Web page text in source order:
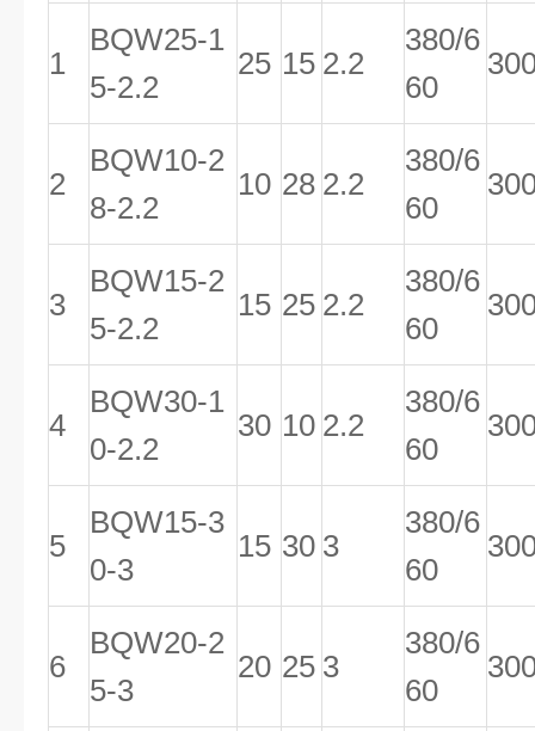
1
BQW25-1
5-2.2
25 15 2.2
380/6
60
2
BQW10-2
8-2.2
10 28 2.2
380/6
60
3
BQW15-2
5-2.2
15 25 2.2
380/6
60
4
BQW30-1
0-2.2
30 10 2.2
380/6
60
5
BQW15-3
0-3
15 30 3
380/6
60
6
BQW20-2
5-3
20 25 3
380/6
60